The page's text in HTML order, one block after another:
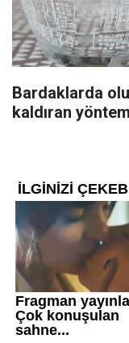
Bardaklarda
kaldıran yöntem